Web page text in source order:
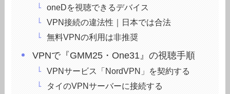
oneDを視聴できるデバイス
VPN接続の違法性｜日本では合法
無料VPNの利用は非推奨
VPNで『GMM25・One31』の視聴手順
VPNサービス「NordVPN」を契約する
タイのVPNサーバーに接続する